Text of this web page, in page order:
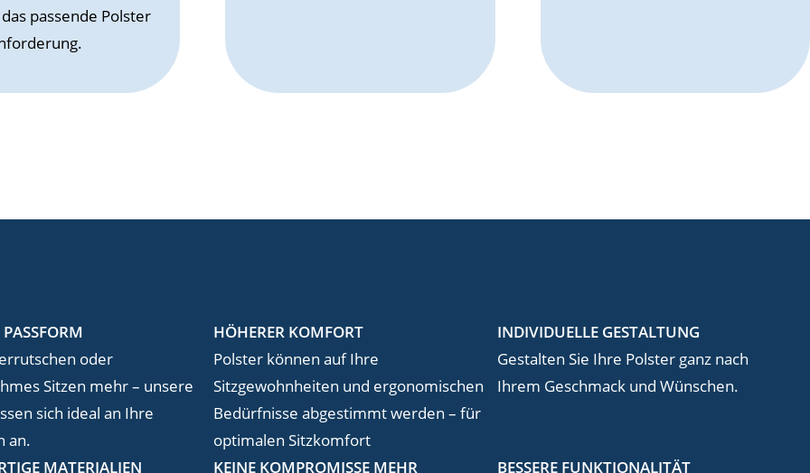
passende Polster
oder
Sitzen mehr – unsere
sich ideal an Ihre
an.
HÖHERER KOMFORT
Polster können auf Ihre
Sitzgewohnheiten und ergonomischen
Bedürfnisse abgestimmt werden – für
optimalen Sitzkomfort
INDIVIDUELLE GESTALTUNG
Gestalten Sie Ihre Polster ganz nach
Ihrem Geschmack und Wünschen.
MATERIALIEN
KEINE KOMPROMISSE MEHR
BESSERE FUNKTIONALITÄT